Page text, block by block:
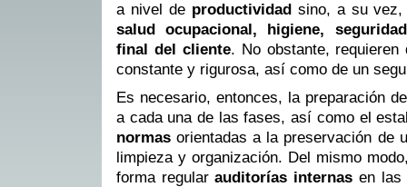
a nivel de productividad sino, a su vez,
salud ocupacional, higiene,
final del cliente. No obstante,
constante y rigurosa, así como de un
Es necesario, entonces, la preparación
a cada una de las fases, así como el
normas orientadas a la preservación de
limpieza y organización. Del mismo
forma regularauditorías internas en las